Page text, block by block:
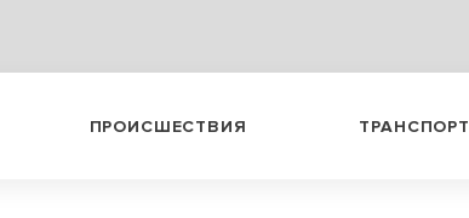
ПРОИСШЕСТВИЯ ТРАНСПОРТ